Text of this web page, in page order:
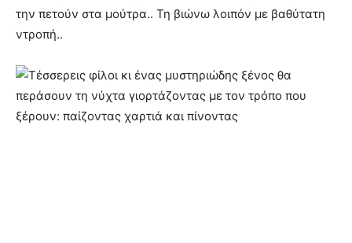
την πετούν στα μούτρα.. Τη βιώνω λοιπόν με βαθύτατη
ντροπή..